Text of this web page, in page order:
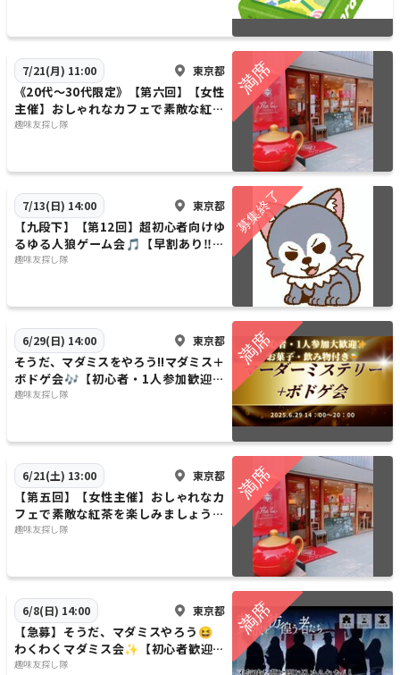
7/21(月) 11:00 東京都
《20代〜30代限定》【第六回】【女性
主催】おしゃれなカフェで素敵な紅茶
を楽しみましょう〜【早割あり】【1人
趣味友探し隊
7/13(日) 14:00 東京都
【九段下】【第12回】超初心者向けゆ
るゆる人狼ゲーム会🎵【早割あり‼️】
【1人参加大歓迎】 《お菓子・飲み物
趣味友探し隊
6/29(日) 14:00 東京都
そうだ、マダミスをやろう!!マダミス＋
ボドゲ会🎶【初心者・1人参加歓迎】
【早割あり✨】
趣味友探し隊
6/21(土) 13:00 東京都
【第五回】【女性主催】おしゃれなカ
フェで素敵な紅茶を楽しみましょう〜
【早割あり】【1人参加歓迎】
趣味友探し隊
6/8(日) 14:00 東京都
【急募】そうだ、マダミスやろう😆
わくわくマダミス会✨【初心者歓迎】
【1人参加歓迎】【早割あり✨】
趣味友探し隊